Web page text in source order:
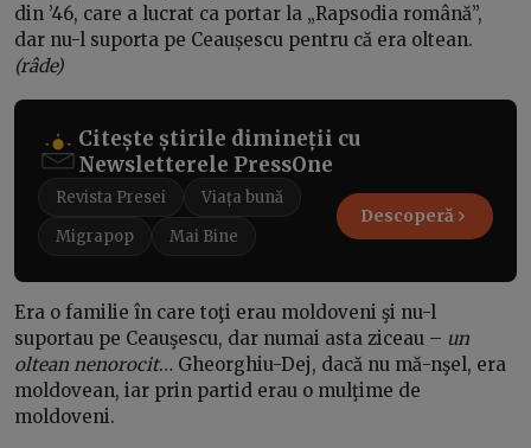
din ’46, care a lucrat ca portar la „Rapsodia română”,
dar nu-l suporta pe Ceaușescu pentru că era oltean.
(râde)
Citește știrile dimineții cu
Newsletterele PressOne
Revista Presei
Viața bună
Migrapop
Mai Bine
Descoperă
Era o familie în care toţi erau moldoveni şi nu-l
suportau pe Ceauşescu, dar numai asta ziceau – un
oltean nenorocit… Gheorghiu-Dej, dacă nu mă-nşel, era
moldovean, iar prin partid erau o mulţime de
moldoveni.